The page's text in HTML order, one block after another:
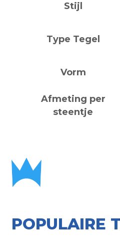
Stijl
Type Tegel
Vorm
Afmeting per
steentje
POPULAIRE